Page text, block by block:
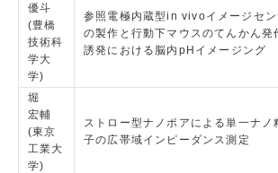
優斗
(豊橋
技術科
学大
学)
参照電極内蔵型in vivoイメージセン
の製作と行動下マウスのてんかん発
誘発における脳内pHイメージング
堀
宏輔
(東京
工業大
学)
ストロー型ナノポアによる単一ナノ
子の広帯域インピーダンス測定